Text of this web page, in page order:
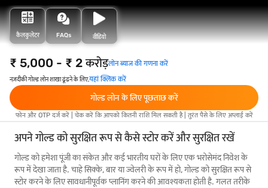
कैलकुलेटर FAQs वीडियो
₹ 5,000 - ₹ 2 करोड़लोन ब्याज की गणना करें
नज़दीकी गोल्ड लोन शाखा ढूंढने के लिए,यहां क्लिक करें
गोल्ड लोन के लिए पूछताछ करें
फोन और OTP दर्ज करें | चेक करें कि आपको कितनी राशि मिल सकती है | तुरंत पैसे के लिए अप्लाई करें
अपने गोल्ड को सुरक्षित रूप से कैसे स्टोर करें और सुरक्षित रखें
गोल्ड को हमेशा पूंजी का संकेत और कई भारतीय घरों के लिए एक भरोसेमंद निवेश के
रूप में देखा जाता है. चाहे सिक्के, बार या ज्वेलरी के रूप में हो, गोल्ड को सुरक्षित रूप से
स्टोर करने के लिए सावधानीपूर्वक प्लानिंग करने की आवश्यकता होती है. गलत तरीके